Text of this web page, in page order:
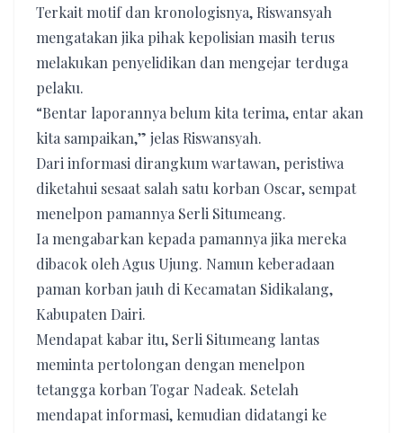
Terkait motif dan kronologisnya, Riswansyah
mengatakan jika pihak kepolisian masih terus
melakukan penyelidikan dan mengejar terduga
pelaku.
“Bentar laporannya belum kita terima, entar akan
kita sampaikan,” jelas Riswansyah.
Dari informasi dirangkum wartawan, peristiwa
diketahui sesaat salah satu korban Oscar, sempat
menelpon pamannya Serli Situmeang.
Ia mengabarkan kepada pamannya jika mereka
dibacok oleh Agus Ujung. Namun keberadaan
paman korban jauh di Kecamatan Sidikalang,
Kabupaten Dairi.
Mendapat kabar itu, Serli Situmeang lantas
meminta pertolongan dengan menelpon
tetangga korban Togar Nadeak. Setelah
mendapat informasi, kemudian didatangi ke